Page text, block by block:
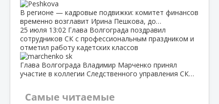
В регионе — кадровые подвижки: комитет финансов
временно возглавит Ирина Пешкова, до…
25 июля 13:02 Глава Волгограда поздравил
сотрудников СК с профессиональным праздником и
отметил работу кадетских классов
Глава Волгограда Владимир Марченко принял
участие в коллегии Следственного управления СК…
Самые читаемые